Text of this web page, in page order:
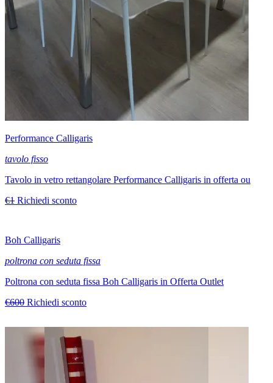
Performance Calligaris
tavolo fisso
Tavolo in vetro rettangolare Performance Calligaris in offerta ou
€1 Richiedi sconto
Boh Calligaris
poltrona con seduta fissa
Poltrona con seduta fissa Boh Calligaris in Offerta Outlet
€600 Richiedi sconto